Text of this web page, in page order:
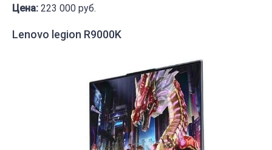
Цена: 223 000 руб.
Lenovo legion R9000K